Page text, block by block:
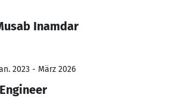
Inamdar
2023 - März 2026